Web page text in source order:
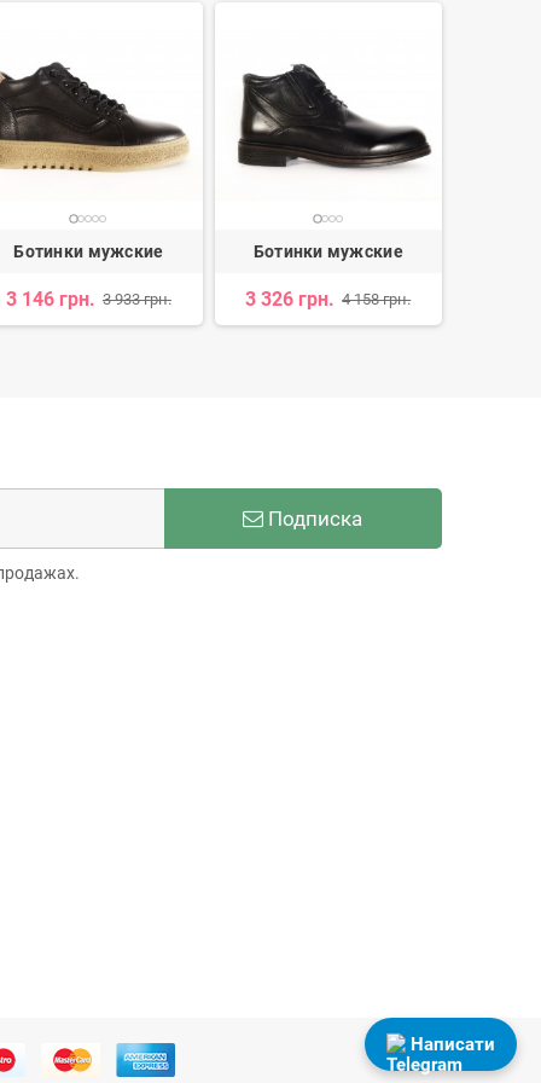
Ботинки мужские
3 146 грн. 3 933 грн.
Ботинки мужские
3 326 грн. 4 158 грн.
Подписка
Написати